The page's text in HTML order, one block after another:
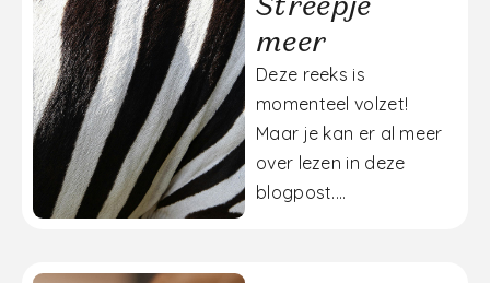
meer
Deze reeks is
momenteel volzet!
Maar je kan er al meer
over lezen in deze
blogpost....